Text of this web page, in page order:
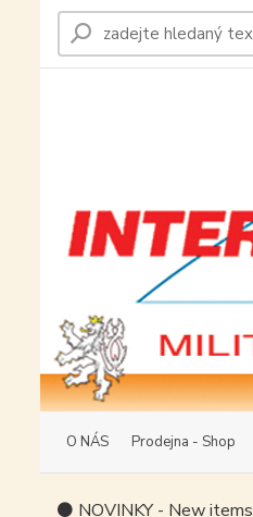
O NÁS Prodejna - Shop
⚫ NOVINKY - New items